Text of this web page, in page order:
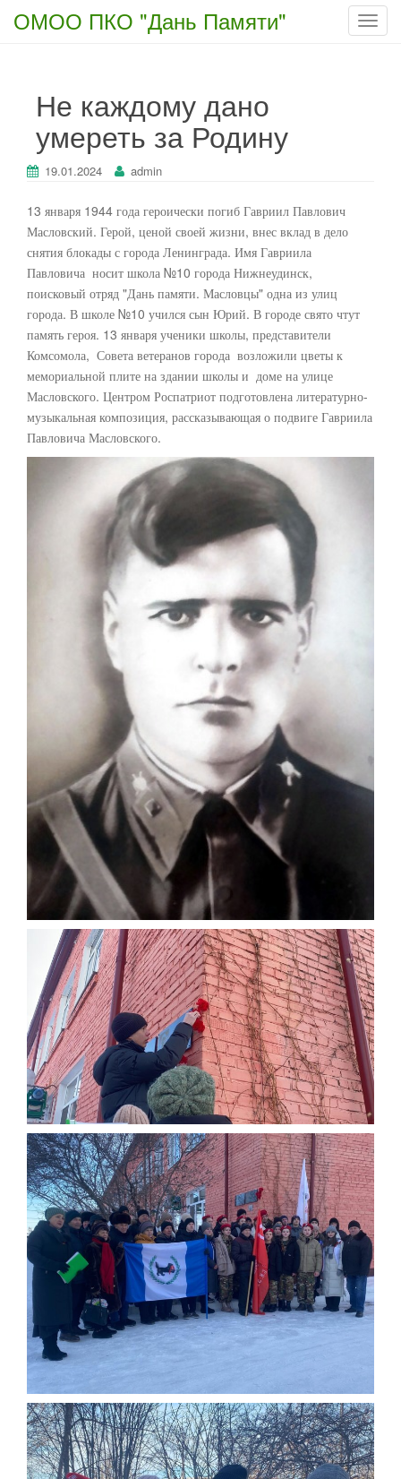
T
ОМОО ПКО "Дань Памяти"
Не каждому дано
умереть за Родину
19.01.2024 admin
13 января 1944 года героически погиб Гавриил Павлович
Масловский. Герой, ценой своей жизни, внес вклад в дело
снятия блокады с города Ленинграда. Имя Гавриила
Павловича носит школа №10 города Нижнеудинск,
поисковый отряд "Дань памяти. Масловцы" одна из улиц
города. В школе №10 учился сын Юрий. В городе свято чтут
память героя. 13 января ученики школы, представители
Комсомола, Совета ветеранов города возложили цветы к
мемориальной плите на здании школы и доме на улице
Масловского. Центром Роспатриот подготовлена литературно-
музыкальная композиция, рассказывающая о подвиге Гавриила
Павловича Масловского.